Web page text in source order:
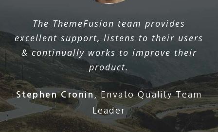
The ThemeFusion team provides
excellent support, listens to their users
& continually works to improve their
product.
Stephen Cronin,Envato Quality Team
Leader